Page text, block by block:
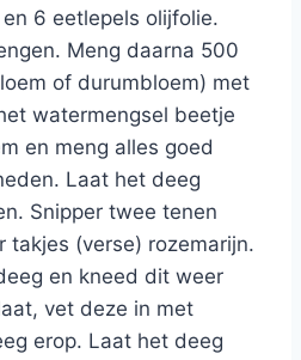
6 eetlepels olijfolie.
Meng daarna 500
of durumbloem) met
watermengsel beetje
en meng alles goed
Laat het deeg
Snipper twee tenen
takjes (verse) rozemarijn.
en kneed dit weer
vet deze in met
erop. Laat het deeg